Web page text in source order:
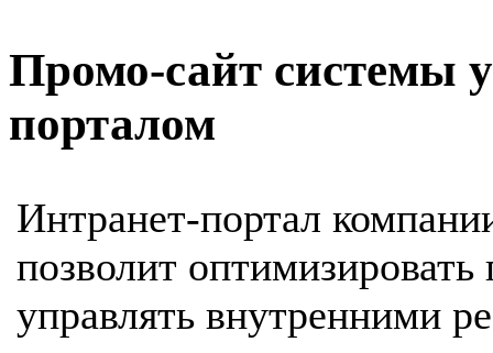
Промо-сайт системы
порталом
Интранет-портал
позволит оптимизировать
управлять внутренними